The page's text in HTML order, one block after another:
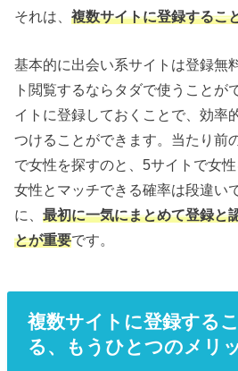
それは、複数サイトに登録するこ
基本的に出会い系サイトは登録無
ト閲覧するならタダで使うことが
イトに登録しておくことで、効率
つけることができます。当たり前
で女性を探すのと、5サイトで女
女性とマッチできる確率は段違い
に、最初に一気にまとめて登録と
とが重要です。
複数サイトに登録する
る、もうひとつのメリ